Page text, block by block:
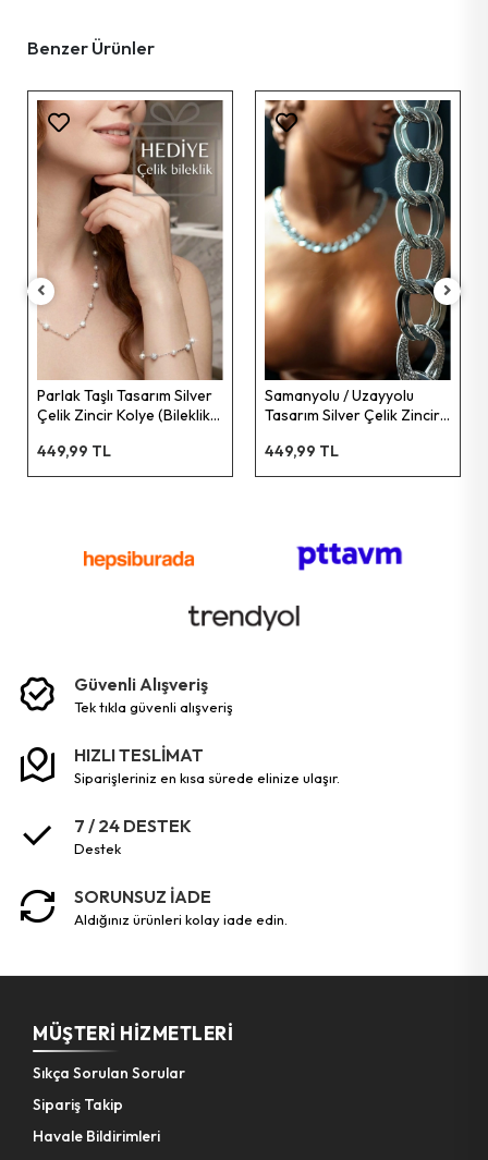
Benzer Ürünler
Parlak Taşlı Tasarım Silver
Çelik Zincir Kolye (Bileklik
449,99 TL
Samanyolu / Uzayyolu
Tasarım Silver Çelik Zincir
449,99 TL
Güvenli Alışveriş
tek tikla güvenli̇ alişveri̇ş
HIZLI TESLİMAT
siparişleriniz en kısa sürede elinize ulaşır.
7 / 24 DESTEK
destek
SORUNSUZ İADE
aldığınız ürünleri kolay iade edin.
MÜŞTERI HIZMETLERI
Sıkça Sorulan Sorular
Sipariş Takip
Havale Bildirimleri